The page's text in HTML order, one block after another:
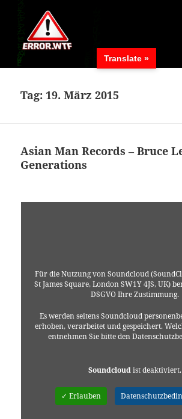
Tag: 19. März 2015
Asian Man Records – Bruce
Generations
Für die Nutzung von Soundcloud
St James Square, London SW1Y 4JS, UK)
DSGVO Ihre Zustimmung.
Es werden seitens Soundcloud
erhoben, verarbeitet und gespeichert.
entnehmen Sie bitte den
Soundcloudist deaktiviert.
✓ Erlauben
Translate »